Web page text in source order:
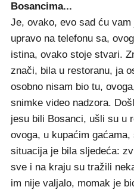
Bosancima...
Je, ovako, evo sad ću
upravo na telefonu sa,
istina, ovako stoje stvari.
znači, bila u restoranu, ja
osobno nisam bio tu,
snimke video nadzora.
jesu bili Bosanci, ušli su u
ovoga, u kupaćim
situacija je bila sljedeća:
sve i na kraju su tražili
im nije valjalo, momak je